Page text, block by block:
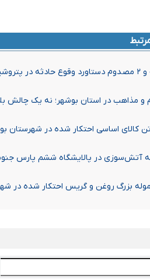
عسلویه
و مذاهب در استان بوشهر؛ نه یک چالش
در پالایشگاه ششم پارس جنوبی / ۶ نفر
بزرگ روغن و گریس احتکار شده در